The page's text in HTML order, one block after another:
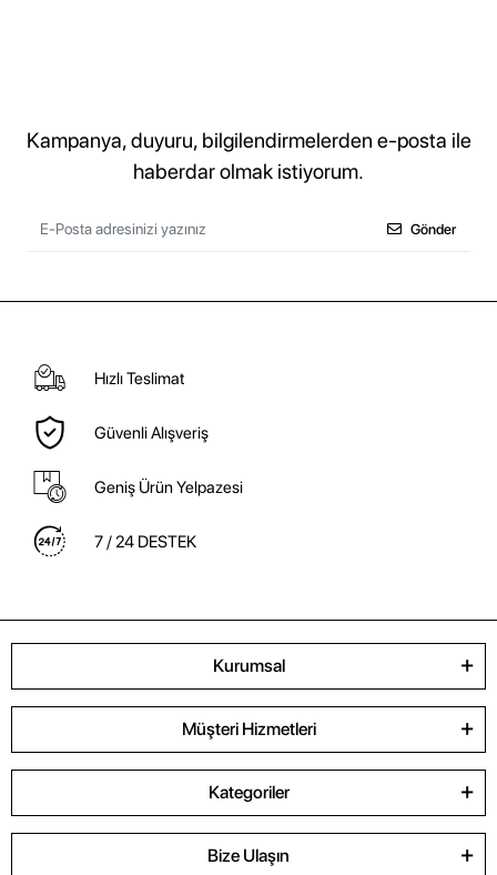
Kampanya, duyuru, bilgilendirmelerden e-posta ile
haberdar olmak istiyorum.
Gönder
Hızlı Teslimat
Güvenli Alışveriş
Geniş Ürün Yelpazesi
7 / 24 DESTEK
Kurumsal
Müşteri Hizmetleri
Kategoriler
Bize Ulaşın